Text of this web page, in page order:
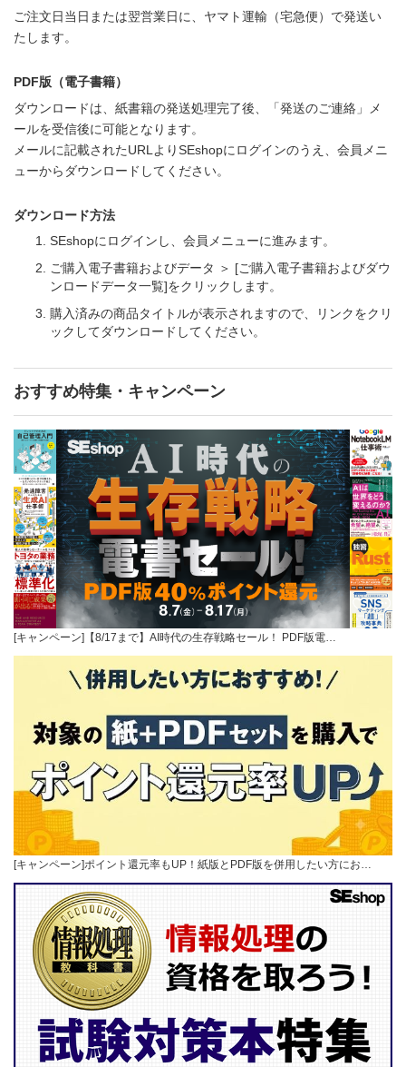
ご注文日当日または翌営業日に、ヤマト運輸（宅急便）で発送い
たします。
PDF版（電子書籍）
ダウンロードは、紙書籍の発送処理完了後、「発送のご連絡」メ
ールを受信後に可能となります。
メールに記載されたURLよりSEshopにログインのうえ、会員メニ
ューからダウンロードしてください。
ダウンロード方法
SEshopにログインし、会員メニューに進みます。
ご購入電子書籍およびデータ ＞ [ご購入電子書籍およびダウ
ンロードデータ一覧]をクリックします。
購入済みの商品タイトルが表示されますので、リンクをクリ
ックしてダウンロードしてください。
おすすめ特集・キャンペーン
[キャンペーン]【8/17まで】AI時代の生存戦略セール！ PDF版電…
[キャンペーン]ポイント還元率もUP！紙版とPDF版を併用したい方にお…